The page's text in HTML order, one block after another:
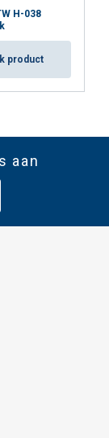
H-038
product
aan